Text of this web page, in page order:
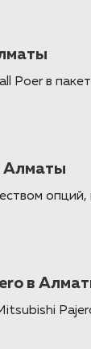
Poer в
Алматы
в